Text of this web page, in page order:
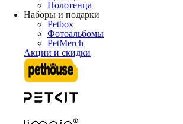
Полотенца
Наборы и подарки
Petbox
Фотоальбомы
PetMerch
Акции и скидки